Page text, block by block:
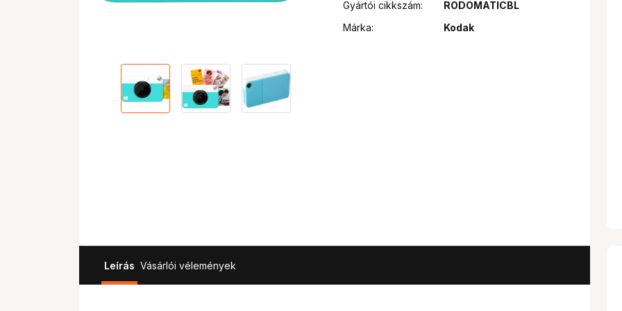
Gyártói cikkszám:
RODOMATICBL
Márka:
Kodak
Leírás Vásárlói vélemények